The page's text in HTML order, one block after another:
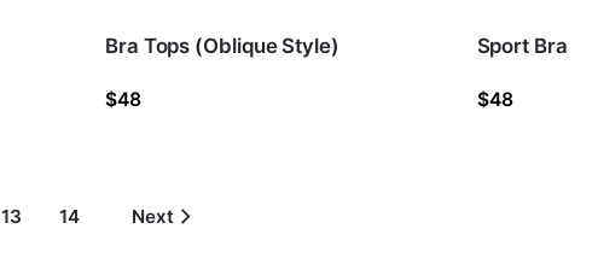
Bra Tops (Oblique Style)
$48
Sport Bra
$48
13 14 Next